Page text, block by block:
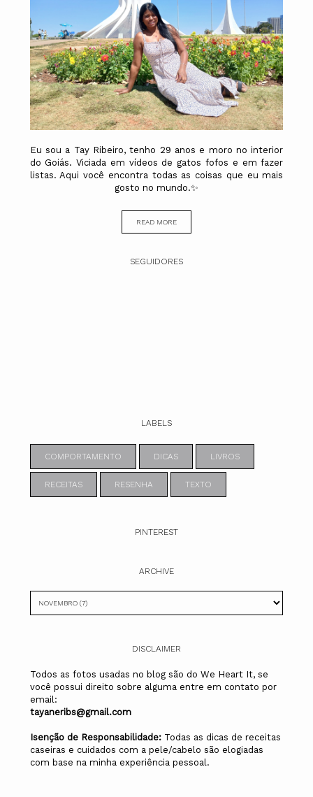
Eu sou a Tay Ribeiro, tenho 29 anos e moro no interior
do Goiás. Viciada em vídeos de gatos fofos e em fazer
listas. Aqui você encontra todas as coisas que eu mais
gosto no mundo.✨
READ MORE
SEGUIDORES
LABELS
COMPORTAMENTO DICAS LIVROS
RECEITAS RESENHA TEXTO
PINTEREST
ARCHIVE
DISCLAIMER
Todos as fotos usadas no blog são do We Heart It, se
você possui direito sobre alguma entre em contato por
email:
tayaneribs@gmail.com
Isenção de Responsabilidade: Todas as dicas de receitas
caseiras e cuidados com a pele/cabelo são elogiadas
com base na minha experiência pessoal.